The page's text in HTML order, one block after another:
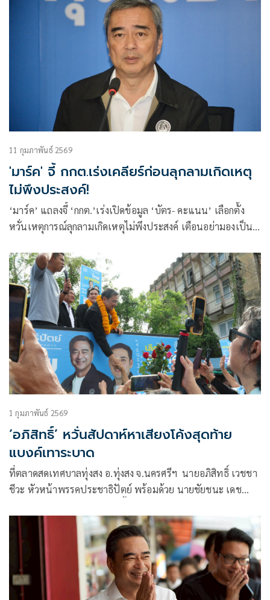
11 กุมภาพันธ์ 2569
'มาร์ค' จี้ กกต.เร่งเคลียร์ก่อนลุกลามเกิดเหตุ
ไม่พึงประสงค์!
‘มาร์ค’ แถลงจี้ ‘กกต.’เร่งเปิดข้อมูล ‘บัตร- คะแนน’ เลือกตั้ง
หวั่นเหตุการณ์ลุกลามเกิดเหตุไม่พึงประสงค์ เตือนอย่ามองเป็น
ประชาธิปไตย
1 กุมภาพันธ์ 2569
‘อภิสิทธิ์’ หวั่นสัปดาห์หาเสียงโค้ง​สุดท้าย
แบงค์เทาระบาด
ที่ตลาดสดเทศบาลทุ่งสง อ.ทุ่งสง จ.นครศรีฯ นายอภิสิทธิ์ เวชชา
ชีวะ หัวหน้าพรรคประชาธิปัตย์ พร้อมด้วย นายชัยชนะ​ เดช